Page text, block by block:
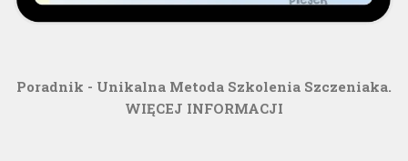
Poradnik - Unikalna Metoda Szkolenia Szczeniaka.
WIĘCEJ INFORMACJI